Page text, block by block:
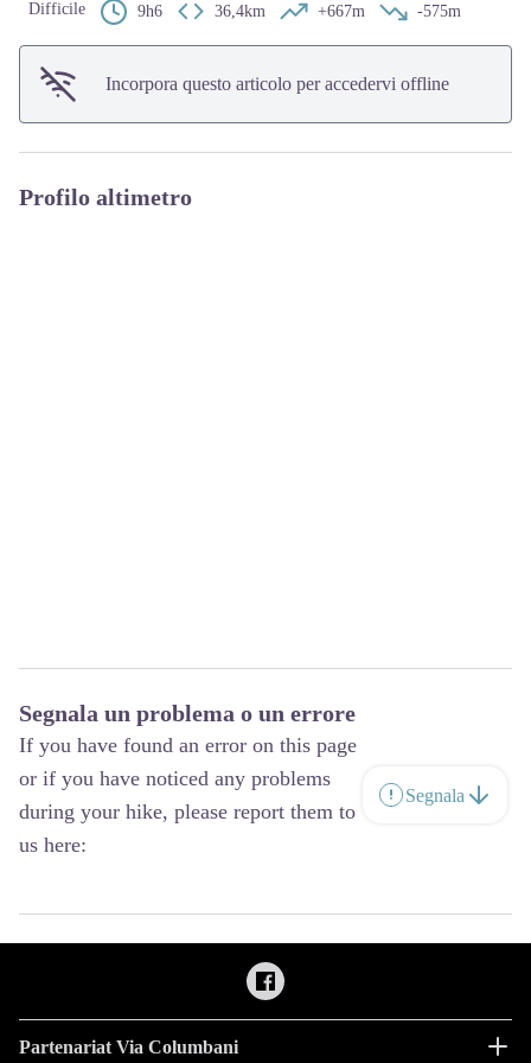
Difficile 9h6 36,4km +667m -575m
Incorpora questo articolo per accedervi offline
Profilo altimetro
Segnala un problema o un errore
If you have found an error on this page
or if you have noticed any problems
during your hike, please report them to
us here:
Segnala
Partenariat Via Columbani